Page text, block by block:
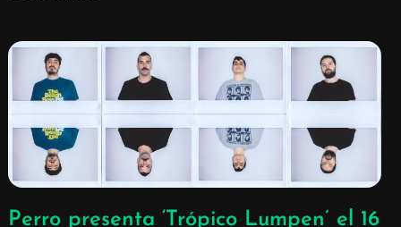
Perro presenta ‘Trópico Lumpen’ el 16